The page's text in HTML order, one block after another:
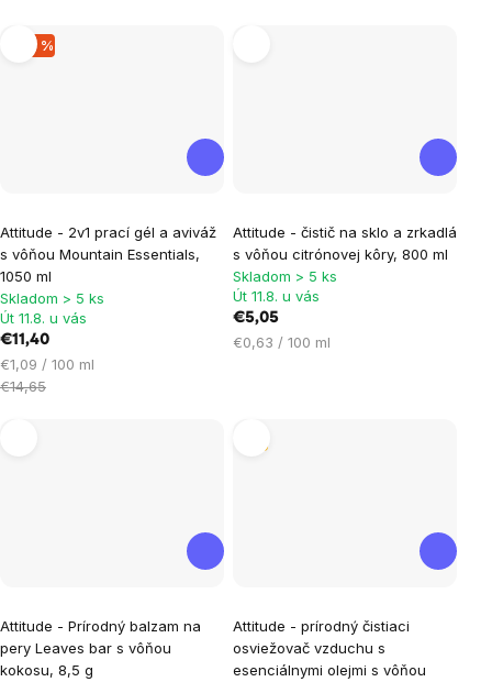
–22 %
Attitude - 2v1 prací gél a aviváž
s vôňou Mountain Essentials,
1050 ml
Skladom > 5 ks
Út 11.8. u vás
€11,40
Jednotková
cena:
€1,09 / 100 ml
€14,65
Attitude - čistič na sklo a zrkadlá
s vôňou citrónovej kôry, 800 ml
Skladom > 5 ks
Út 11.8. u vás
€5,05
Jednotková
€0,63 / 100 ml
Attitude - Prírodný balzam na
pery Leaves bar s vôňou
kokosu, 8,5 g
Attitude - prírodný čistiaci
osviežovač vzduchu s
esenciálnymi olejmi s vôňou